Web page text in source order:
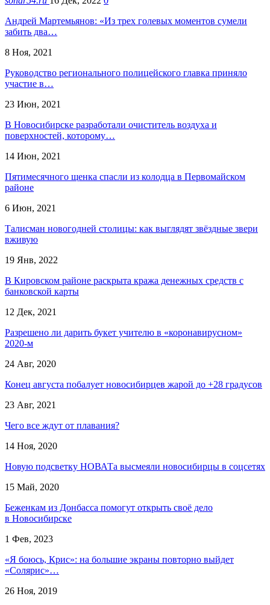
Андрей Мартемьянов: «Из трех голевых моментов сумели
забить два…
8 Ноя, 2021
Руководство регионального полицейского главка приняло
участие в…
23 Июн, 2021
В Новосибирске разработали очиститель воздуха и
поверхностей, которому…
14 Июн, 2021
Пятимесячного щенка спасли из колодца в Первомайском
районе
6 Июн, 2021
Талисман новогодней столицы: как выглядят звёздные звери
вживую
19 Янв, 2022
В Кировском районе раскрыта кража денежных средств с
банковской карты
12 Дек, 2021
Разрешено ли дарить букет учителю в «коронавирусном»
2020-м
24 Авг, 2020
Конец августа побалует новосибирцев жарой до +28 градусов
23 Авг, 2021
Чего все ждут от плавания?
14 Ноя, 2020
Новую подсветку НОВАТа высмеяли новосибирцы в соцсетях
15 Май, 2020
Беженкам из Донбасса помогут открыть своё дело
в Новосибирске
1 Фев, 2023
«Я боюсь, Крис»: на большие экраны повторно выйдет
«Солярис»…
26 Ноя, 2019